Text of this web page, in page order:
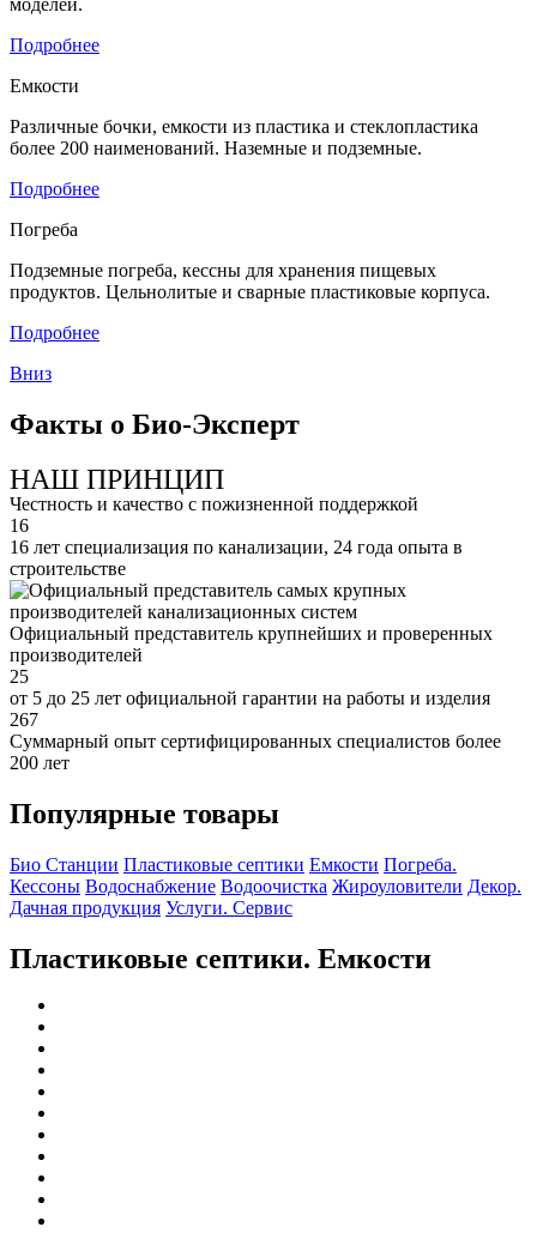
моделей.
Подробнее
Емкости
Различные бочки, емкости из пластика и стеклопластика
более 200 наименований. Наземные и подземные.
Подробнее
Погреба
Подземные погреба, кессны для хранения пищевых
продуктов. Цельнолитые и сварные пластиковые корпуса.
Подробнее
Вниз
Факты о Био-Эксперт
НАШ ПРИНЦИП
Честность и качество с пожизненной поддержкой
16
16 лет специализация по канализации, 24 года опыта в
строительстве
Официальный представитель крупнейших и проверенных
производителей
25
от 5 до 25 лет официальной гарантии на работы и изделия
267
Суммарный опыт сертифицированных специалистов более
200 лет
Популярные товары
Био Станции Пластиковые септики Емкости Погреба.
Кессоны Водоснабжение Водоочистка Жироуловители Декор.
Дачная продукция Услуги. Сервис
Пластиковые септики. Емкости